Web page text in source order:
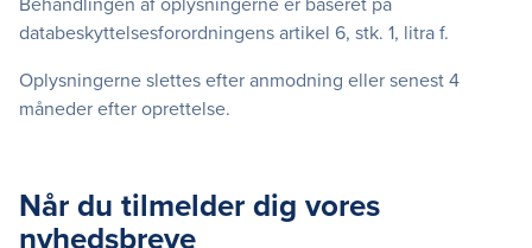
databeskyttelsesforordningens artikel 6, stk. 1, litra f.
Oplysningerne slettes efter anmodning eller senest 4
måneder efter oprettelse.
Når du tilmelder dig vores
nyhedsbreve